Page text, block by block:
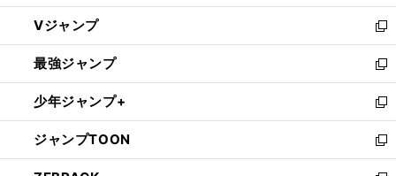
ウ
ィ
ン
ド
ウ
で
開
く
し
い
ウ
ィ
ン
ド
ウ
で
開
Vジャンプ
新
し
い
ウ
ィ
ン
ド
ウ
最強ジャンプ
新
し
い
ウ
ィ
ン
少年ジャンプ+
新
し
い
ウ
ジャンプTOON
新
し